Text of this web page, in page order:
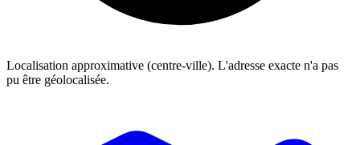
Localisation approximative (centre-ville). L'adresse exacte n'a pas
pu être géolocalisée.